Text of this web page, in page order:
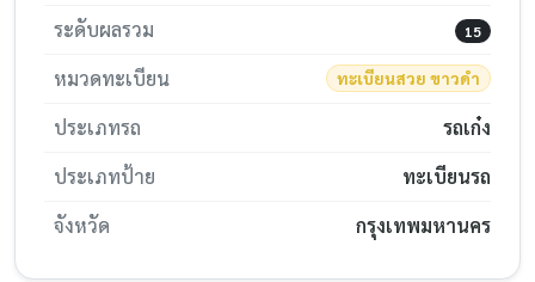
ระดับผลรวม 15
หมวดทะเบียน ทะเบียนสวย ขาวดำ
ประเภทรถ
รถเก๋ง
ประเภทป้าย
ทะเบียนรถ
จังหวัด
กรุงเทพมหานคร